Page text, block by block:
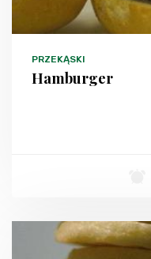
PRZEKĄSKI
Hamburger